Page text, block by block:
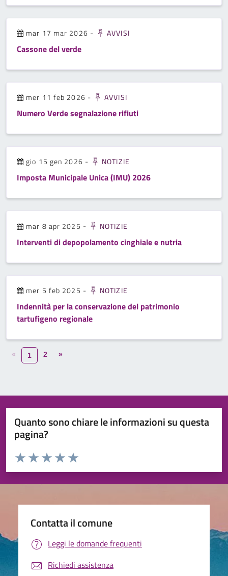
mar 17 mar 2026 - AVVISI
Cassone del verde
mer 11 feb 2026 - AVVISI
Numero Verde segnalazione rifiuti
gio 15 gen 2026 - NOTIZIE
Imposta Municipale Unica (IMU) 2026
mar 8 apr 2025 - NOTIZIE
Interventi di depopolamento cinghiale e nutria
mer 5 feb 2025 - NOTIZIE
Indennità per la conservazione del patrimonio
tartufigeno regionale
« 1 2 »
Quanto sono chiare le informazioni su questa
pagina?
Valuta da 1 a 5 stelle la pagina
Valuta 5 stelle su 5
Valuta 4 stelle su 5
Valuta 3 stelle su 5
Valuta 2 stelle su 5
Valuta 1 stelle su 5
Contatta il comune
Leggi le domande frequenti
Richiedi assistenza